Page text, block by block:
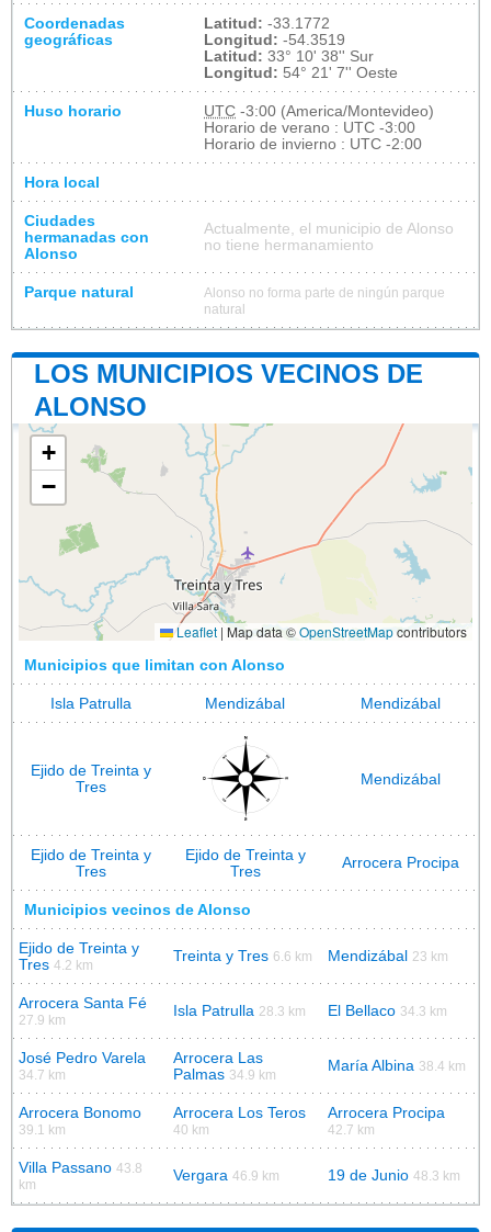
Coordenadas
geográficas
Latitud: -33.1772
Longitud: -54.3519
Latitud: 33° 10' 38'' Sur
Longitud: 54° 21' 7'' Oeste
Huso horario UTC -3:00 (America/Montevideo)
Horario de verano : UTC -3:00
Horario de invierno : UTC -2:00
Hora local
Ciudades
hermanadas con
Alonso
Actualmente, el municipio de Alonso
no tiene hermanamiento
Parque natural
Alonso no forma parte de ningún parque
natural
LOS MUNICIPIOS VECINOS DE
ALONSO
+
−
Leaflet | Map data ©OpenStreetMapcontributors
Municipios que limitan con Alonso
Isla Patrulla Mendizábal Mendizábal
Ejido de Treinta y
Tres
Mendizábal
Ejido de Treinta y
Tres
Ejido de Treinta y
Tres
Arrocera Procipa
Municipios vecinos de Alonso
Ejido de Treinta y
Tres 4.2 km
Treinta y Tres 6.6 km Mendizábal 23 km
Arrocera Santa Fé
27.9 km
Isla Patrulla 28.3 km El Bellaco 34.3 km
José Pedro Varela
34.7 km
Arrocera Las
Palmas 34.9 km
María Albina 38.4 km
Arrocera Bonomo
39.1 km
Arrocera Los Teros
40 km
Arrocera Procipa
42.7 km
Villa Passano 43.8
km
Vergara 46.9 km 19 de Junio 48.3 km